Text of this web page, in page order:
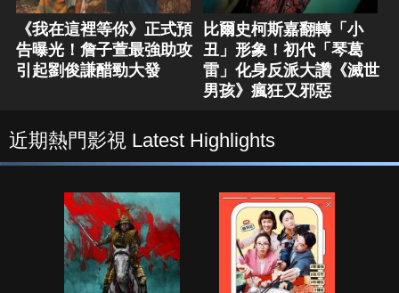
《我在這裡等你》正式預
告曝光！詹子萱最強助攻
引起劉俊謙醋勁大發
比爾史柯斯嘉翻轉「小
丑」形象！初代「琴葛
雷」化身反派大讚《滅世
男孩》瘋狂又邪惡
近期熱門影視 Latest Highlights